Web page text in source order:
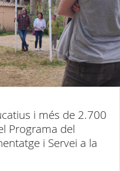
i més de 2.700
Programa del
i Servei a la